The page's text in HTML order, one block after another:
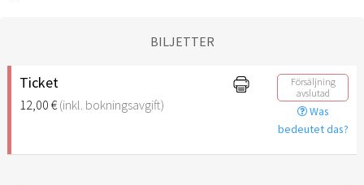
BILJETTER
Ticket
12,00 €(inkl. bokningsavgift)
Försäljning
avslutad
Was
bedeutet das?